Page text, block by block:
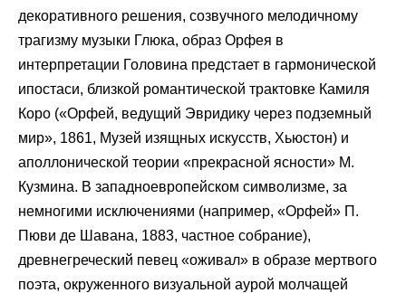
декоративного решения, созвучного мелодичному
трагизму музыки Глюка, образ Орфея в
интерпретации Головина предстает в гармонической
ипостаси, близкой романтической трактовке Камиля
Коро («Орфей, ведущий Эвридику через подземный
мир», 1861, Музей изящных искусств, Хьюстон) и
аполлонической теории «прекрасной ясности» М.
Кузмина. В западноевропейском символизме, за
немногими исключениями (например, «Орфей» П.
Пюви де Шавана, 1883, частное собрание),
древнегреческий певец «оживал» в образе мертвого
поэта, окруженного визуальной аурой молчащей